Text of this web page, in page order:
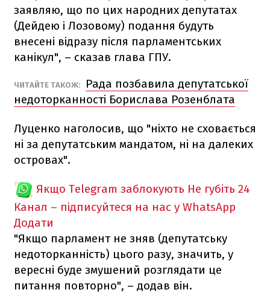
заявляю, що по цих народних депутатах
(Дейдею і Лозовому) подання будуть
внесені відразу після парламентських
канікул", – сказав глава ГПУ.
ЧИТАЙТЕ ТАКОЖ:
Рада позбавила депутатської
недоторканності Борислава Розенблата
Луценко наголосив, що "ніхто не сховається
ні за депутатським мандатом, ні на далеких
островах".
Якщо Telegram заблокують Не губіть 24
Канал – підписуйтеся на нас у WhatsApp
Додати
"Якщо парламент не зняв (депутатську
недоторканність) цього разу, значить, у
вересні буде змушений розглядати це
питання повторно", – додав він.